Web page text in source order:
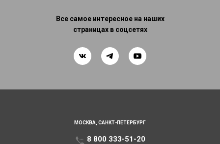
Все самое интересное на наших
страницах в соцсетях
МОСКВА, САНКТ-ПЕТЕРБУРГ
8 800 333-51-20